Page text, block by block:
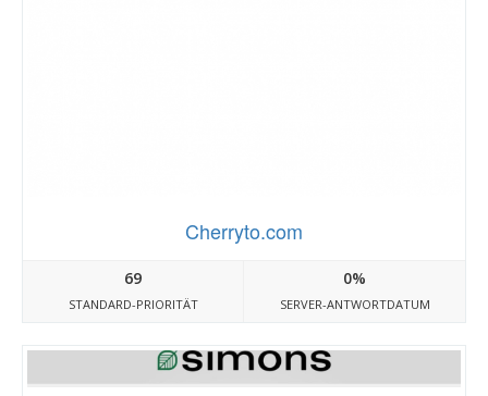
Cherryto.com
69
STANDARD-PRIORITÄT
0%
SERVER-ANTWORTDATUM